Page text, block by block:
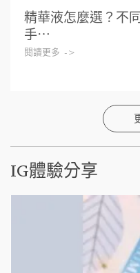
精華液怎麼選？不
手⋯
閱讀更多 ->
IG體驗分享